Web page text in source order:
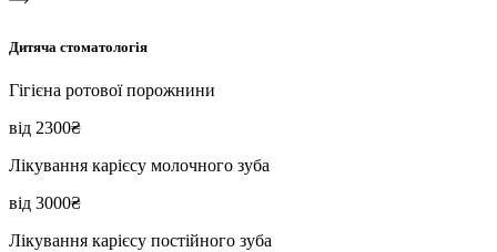
Дитяча стоматологія
Гігієна ротової порожнини
від 2300₴
Лікування карієсу молочного зуба
від 3000₴
Лікування карієсу постійного зуба